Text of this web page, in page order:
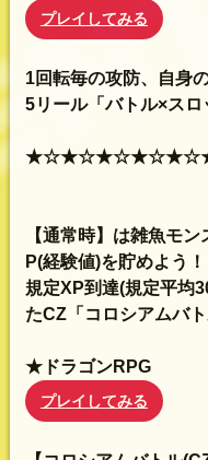
プレイしてみる
1回転毎の攻防、自身
5リール「バトル×スロ
【通常時】は雑魚モ
P(経験値)を貯めよう！
規定XP到達(規定平均
たCZ「コロシアムバ
★ドラゴンRPG
プレイしてみる